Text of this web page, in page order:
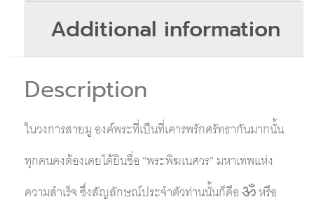
Additional information
Description
ในวงการสายมู องค์พระที่เป็นที่เคารพรักศรัทธากันมากนั้น
ทุกคนคงต้องเคยได้ยินชื่อ “พระพิฆเนศวร” มหาเทพแห่ง
ความสำเร็จ ซึ่งสัญลักษณ์ประจำตัวท่านนั้นก็คือ ॐ หรือ